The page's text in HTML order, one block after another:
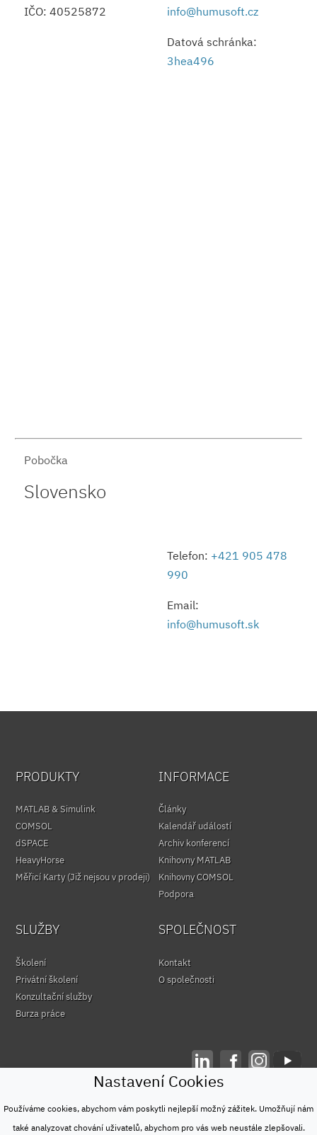
IČO: 40525872
info@humusoft.cz
Datová schránka:
3hea496
Pobočka
Slovensko
Telefon: +421 905 478
990
Email:
info@humusoft.sk
Nastavení Cookies
Používáme cookies, abychom vám poskytli nejlepší možný zážitek. Umožňují nám
také analyzovat chování uživatelů, abychom pro vás web neustále zlepšovali.
PRODUKTY
MATLAB & Simulink
COMSOL
dSPACE
HeavyHorse
Měřicí Karty (Již nejsou v prodeji)
INFORMACE
Články
Kalendář událostí
Archiv konferencí
Knihovny MATLAB
Knihovny COMSOL
Podpora
SLUŽBY
Školení
Privátní školení
Konzultační služby
Burza práce
SPOLEČNOST
Kontakt
O společnosti
© HUMUSOFT 1991 - 2026
Ochrana osobních údajů
&